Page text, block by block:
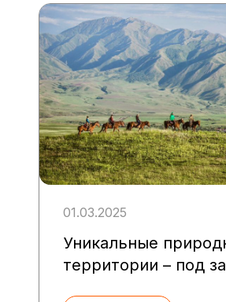
01.03.2025
Уникальные
территории – под